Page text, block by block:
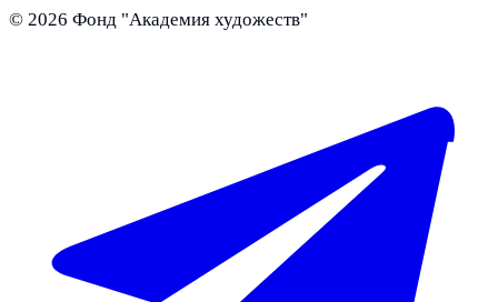
© 2026 Фонд "Академия художеств"